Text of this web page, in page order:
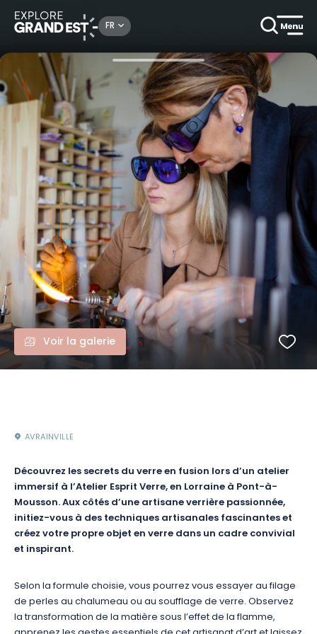
FR
Activités ludiques Initiation au Verre Filé et Soufflage à Pont-à-Mousson
Voir la galerie
AVRAINVILLE
Découvrez les secrets du verre en fusion lors d’un atelier
immersif à l’Atelier Esprit Verre, en Lorraine à Pont-à-
Mousson. Aux côtés d’une artisane verrière passionnée,
initiez-vous à des techniques artisanales fascinantes et
créez votre propre objet en verre dans un cadre convivial
et inspirant.
Selon la formule choisie, vous pourrez vous essayer au filage
de perles au chalumeau ou au soufflage de verre. Observez
la transformation de la matière sous l’effet de la flamme,